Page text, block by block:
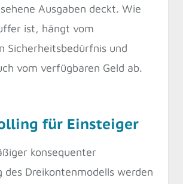
Ausgaben deckt. Wie
ist, hängt vom
Sicherheitsbedürfnis und
vom verfügbaren Geld ab.
für Einsteiger
konsequenter
des Dreikontenmodells werden